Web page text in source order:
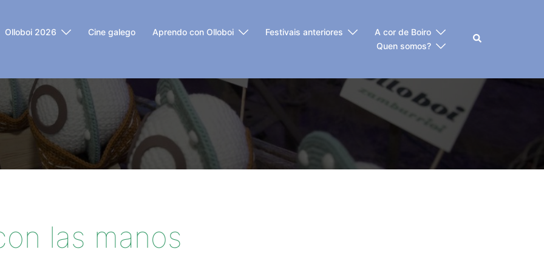
Olloboi 2026 Cine galego Aprendo con Olloboi Festivais anteriores
A cor de Boiro
Quen somos?
Buscar
las manos